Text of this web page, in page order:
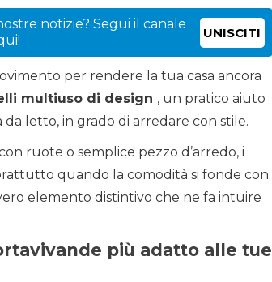
notizie? Segui il canale
UNISCITI
per rendere la tua casa ancora
multiuso di design , un pratico aiuto
da letto, in grado di arredare con stile.
ruote o semplice pezzo d’arredo, i
quando la comodità si fonde con
elemento distintivo che ne fa intuire
più adatto alle tue